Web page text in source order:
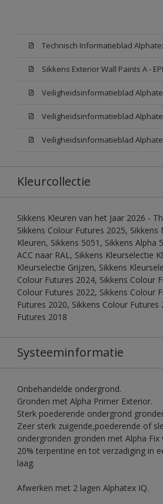
Technisch Informatieblad
Veiligheidsinformatieblad
Veiligheidsinformatieblad
Veiligheidsinformatieblad
Kleurcollectie
Sikkens Kleuren van het Jaar 2026 -
Sikkens Colour Futures 2025, Sikkens
Kleuren, Sikkens 5051, Sikkens Alpha
ACC naar RAL, Sikkens Kleurselectie
Kleurselectie Grijzen, Sikkens
Colour Futures 2024, Sikkens Colour
Colour Futures 2022, Sikkens Colour
Futures 2020, Sikkens Colour Futures
Futures 2018
Systeeminformatie
Onbehandelde ondergrond.
Gronden met Alpha Primer Exterior.
Sterk poederende ondergrond
Zeer sterk zuigende,poederende of
ondergronden gronden met Alpha Fix
20% terpentine en tot verzadiging in
laag.
Afwerken met 2 lagen Alphatex IQ.